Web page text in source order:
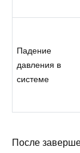
Падение
давления в
системе
После